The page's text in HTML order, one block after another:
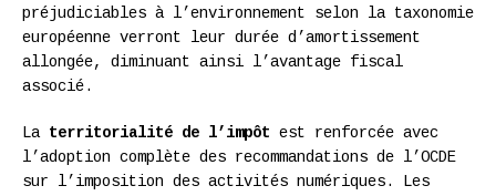
préjudiciables à l’environnement selon la taxonomie
européenne verront leur durée d’amortissement
allongée, diminuant ainsi l’avantage fiscal
associé.
La territorialité de l’impôt est renforcée avec
l’adoption complète des recommandations de l’OCDE
sur l’imposition des activités numériques. Les